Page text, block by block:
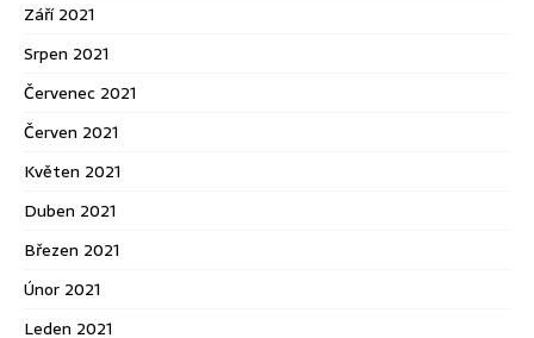
Září 2021
Srpen 2021
Červenec 2021
Červen 2021
Květen 2021
Duben 2021
Březen 2021
Únor 2021
Leden 2021